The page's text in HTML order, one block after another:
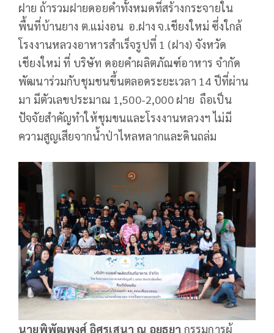
ฝาย ถ้ารวมฝายดอยคำทั้งหมดที่สร้างกระจายใน
พื้นที่บ้านยาง ต.แม่งอน อ.ฝาง จ.เชียงใหม่ ซึ่งใกล้
โรงงานหลวงอาหารสำเร็จรูปที่ 1 (ฝาง) จังหวัด
เชียงใหม่ ที่ บริษัท ดอยคำผลิตภัณฑ์อาหาร จำกัด
พัฒนาร่วมกับชุมชนขึ้นตลอดระยะเวลา 14 ปีที่ผ่าน
มา มีตัวเลขประมาณ 1,500-2,000 ฝาย ถือเป็น
ปัจจัยสำคัญทำให้ชุมขนและโรงงานหลวงฯ ไม่มี
ความสูญเสียจากน้ำป่าไหลหลากและดินถล่ม
นายพิพัฒพงศ์ อิศรเสนา ณ อยุธยา กรรมการผู้